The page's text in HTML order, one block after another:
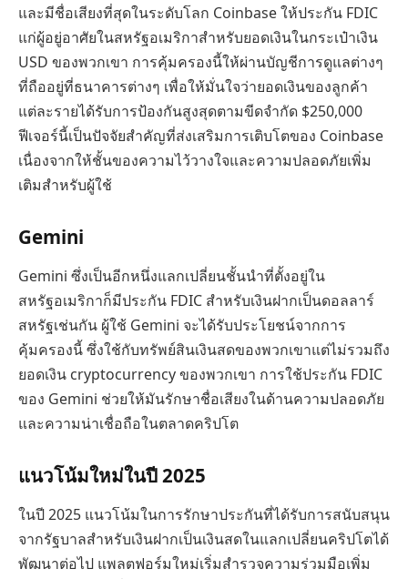
และมีชื่อเสียงที่สุดในระดับโลก Coinbase ให้ประกัน FDIC
แก่ผู้อยู่อาศัยในสหรัฐอเมริกาสำหรับยอดเงินในกระเป๋าเงิน
USD ของพวกเขา การคุ้มครองนี้ให้ผ่านบัญชีการดูแลต่างๆ
ที่ถืออยู่ที่ธนาคารต่างๆ เพื่อให้มั่นใจว่ายอดเงินของลูกค้า
แต่ละรายได้รับการป้องกันสูงสุดตามขีดจำกัด $250,000
ฟีเจอร์นี้เป็นปัจจัยสำคัญที่ส่งเสริมการเติบโตของ Coinbase
เนื่องจากให้ชั้นของความไว้วางใจและความปลอดภัยเพิ่ม
เติมสำหรับผู้ใช้
Gemini
Gemini ซึ่งเป็นอีกหนึ่งแลกเปลี่ยนชั้นนำที่ตั้งอยู่ใน
สหรัฐอเมริกาก็มีประกัน FDIC สำหรับเงินฝากเป็นดอลลาร์
สหรัฐเช่นกัน ผู้ใช้ Gemini จะได้รับประโยชน์จากการ
คุ้มครองนี้ ซึ่งใช้กับทรัพย์สินเงินสดของพวกเขาแต่ไม่รวมถึง
ยอดเงิน cryptocurrency ของพวกเขา การใช้ประกัน FDIC
ของ Gemini ช่วยให้มันรักษาชื่อเสียงในด้านความปลอดภัย
และความน่าเชื่อถือในตลาดคริปโต
แนวโน้มใหม่ในปี 2025
ในปี 2025 แนวโน้มในการรักษาประกันที่ได้รับการสนับสนุน
จากรัฐบาลสำหรับเงินฝากเป็นเงินสดในแลกเปลี่ยนคริปโตได้
พัฒนาต่อไป แพลตฟอร์มใหม่เริ่มสำรวจความร่วมมือเพิ่ม